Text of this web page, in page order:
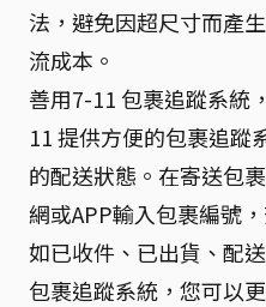
法，避免因超尺寸而產
流成本。
善用7-11 包裹追蹤系統
11 提供方便的包裹追蹤
的配送狀態。在寄送包
網或APP輸入包裹編號
如已收件、已出貨、配
包裹追蹤系統，您可以